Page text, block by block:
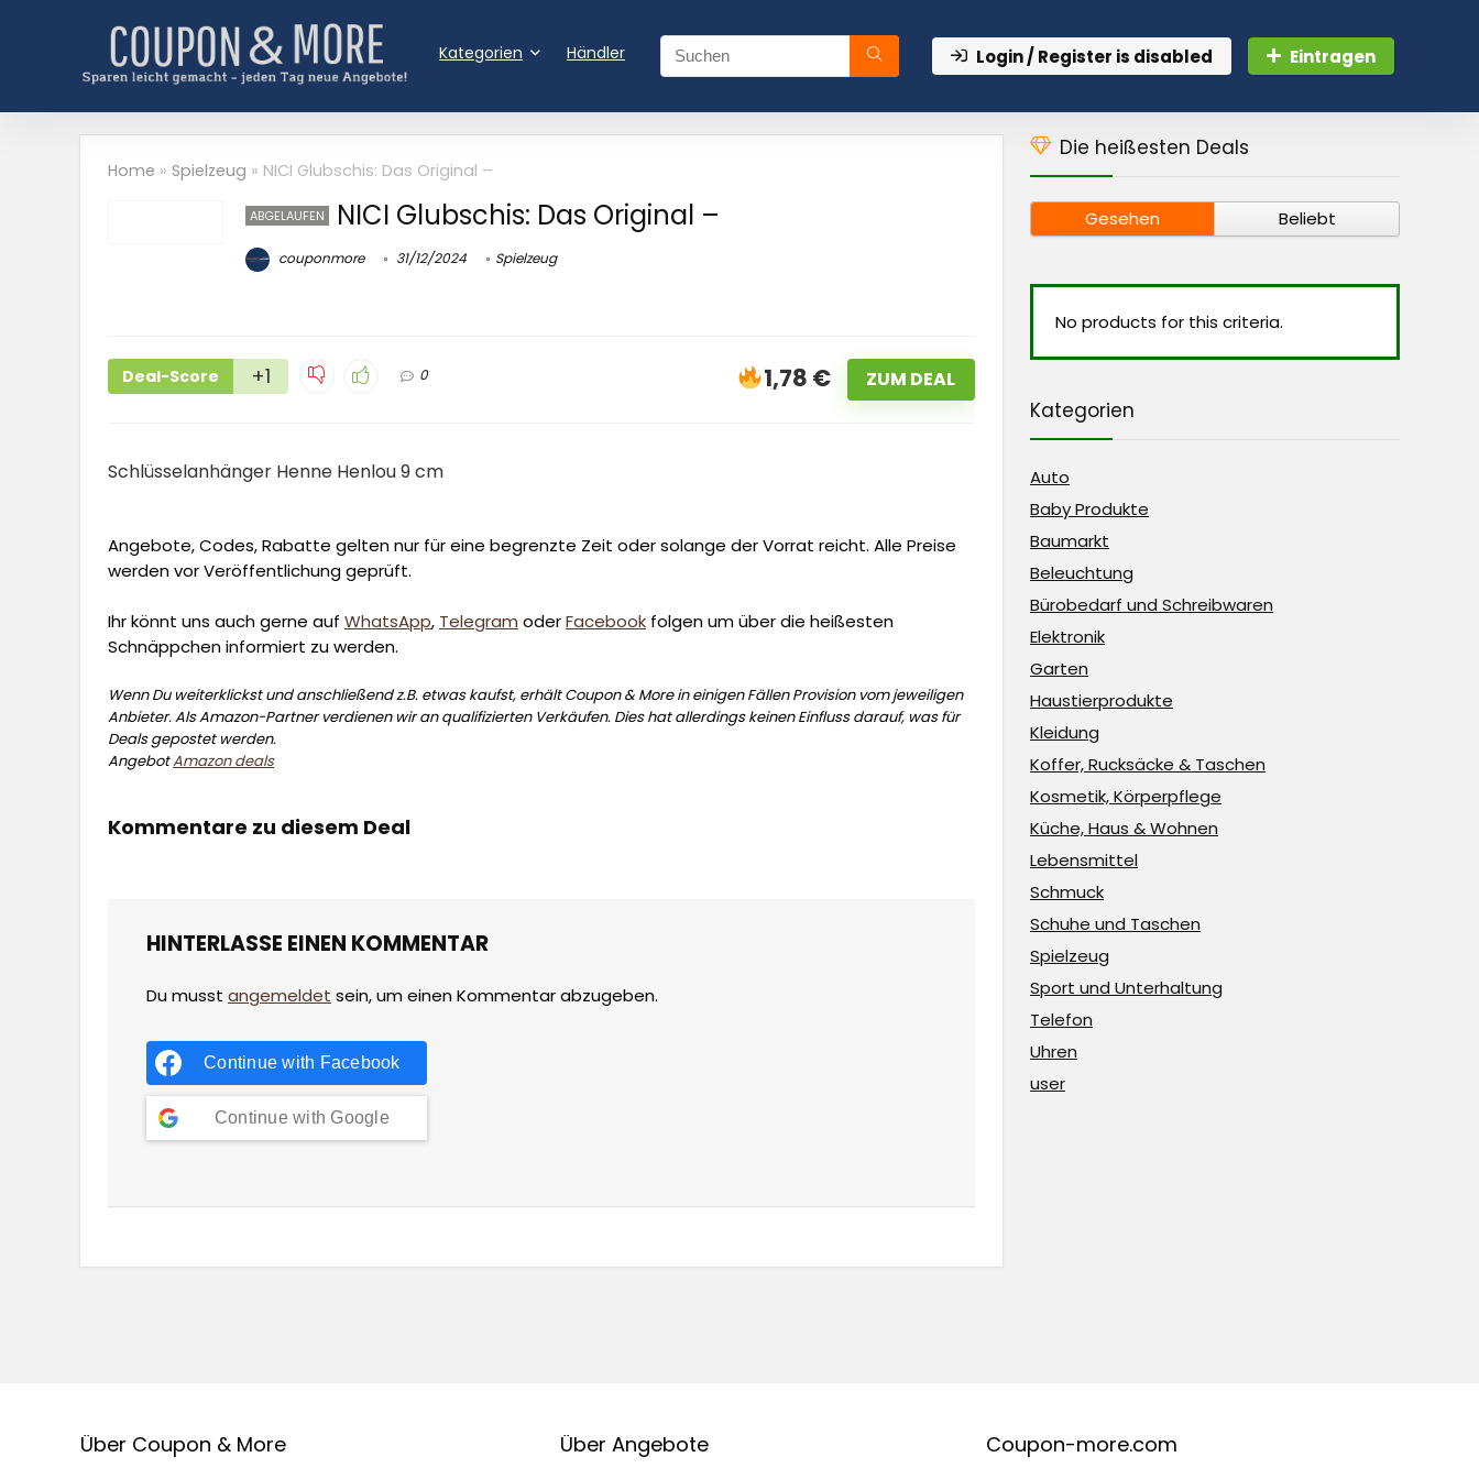
Kategorien Händler Login / Register is disabled Eintragen
Home » Spielzeug » NICI Glubschis: Das Original –
ABGELAUFEN NICI Glubschis: Das Original –
couponmore 31/12/2024 Spielzeug
Deal-Score +1 0 1,78 € ZUM DEAL
Schlüsselanhänger Henne Henlou 9 cm
Angebote, Codes, Rabatte gelten nur für eine begrenzte Zeit oder solange der Vorrat reicht. Alle Preise
werden vor Veröffentlichung geprüft.
Ihr könnt uns auch gerne auf WhatsApp, Telegram oderFacebook folgen um über die heißesten
Schnäppchen informiert zu werden.
Wenn Du weiterklickst und anschließend z.B. etwas kaufst, erhält Coupon & More in einigen Fällen Provision vom jeweiligen
Anbieter. Als Amazon-Partner verdienen wir an qualifizierten Verkäufen. Dies hat allerdings keinen Einfluss darauf, was für
Deals gepostet werden.
AngebotAmazon deals
Kommentare zu diesem Deal
HINTERLASSE EINEN KOMMENTAR
Du musst angemeldet sein, um einen Kommentar abzugeben.
Continue with Facebook
Continue with Google
Die heißesten Deals
Gesehen Beliebt
No products for this criteria.
Kategorien
Auto
Baby Produkte
Baumarkt
Beleuchtung
Bürobedarf und Schreibwaren
Elektronik
Garten
Haustierprodukte
Kleidung
Koffer, Rucksäcke & Taschen
Kosmetik, Körperpflege
Küche, Haus & Wohnen
Lebensmittel
Schmuck
Schuhe und Taschen
Spielzeug
Sport und Unterhaltung
Telefon
Uhren
user
Über Coupon & More Über Angebote Coupon-more.com